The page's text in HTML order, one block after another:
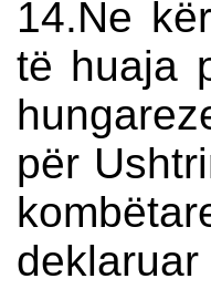
14.Ne
të huaja
për